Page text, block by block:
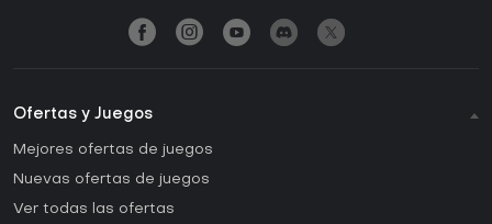
Ofertas y Juegos
Mejores ofertas de juegos
Nuevas ofertas de juegos
Ver todas las ofertas